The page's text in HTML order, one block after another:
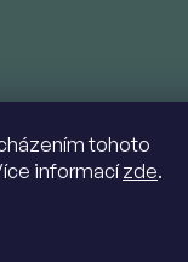
tohoto
informacízde.